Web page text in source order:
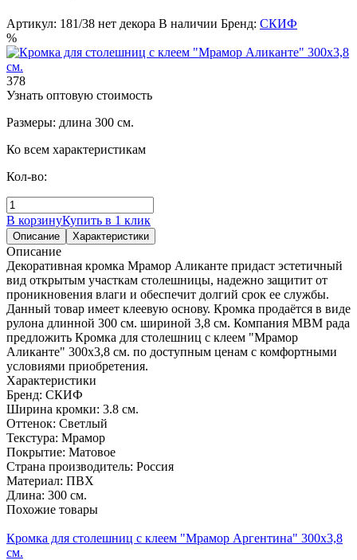
Артикул: 181/38 нет декора В наличии Бренд: СКИФ
%
378
Узнать оптовую стоимость
Размеры: длина 300 см.
Ко всем характеристикам
Кол-во:
В корзинуКупить в 1 клик
Описание Характеристики
Описание
Декоративная кромка Мрамор Аликанте придаст эстетичный
вид открытым участкам столешницы, надежно защитит от
проникновения влаги и обеспечит долгий срок ее службы.
Данный товар имеет клеевую основу. Кромка продаётся в виде
рулона длинной 300 см. шириной 3,8 см. Компания МВМ рада
предложить Кромка для столешниц с клеем "Мрамор
Аликанте" 300х3,8 см. по доступным ценам с комфортными
условиями приобретения.
Характеристики
Бренд: СКИФ
Ширина кромки: 3.8 см.
Оттенок: Светлый
Текстура: Мрамор
Покрытие: Матовое
Страна производитель: Россия
Материал: ПВХ
Длина: 300 см.
Похожие товары
Кромка для столешниц с клеем "Мрамор Аргентина" 300х3,8
см.